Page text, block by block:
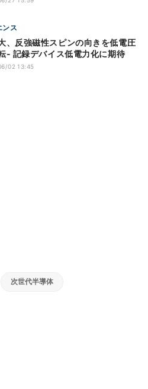
ンス
、反強磁性スピンの向きを低電圧
- 記録デバイス低電力化に期待
02 13:45
次世代半導体